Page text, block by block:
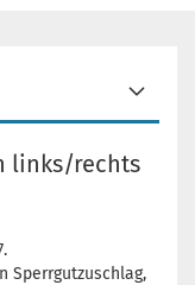
links/rechts
Sperrgutzuschlag,